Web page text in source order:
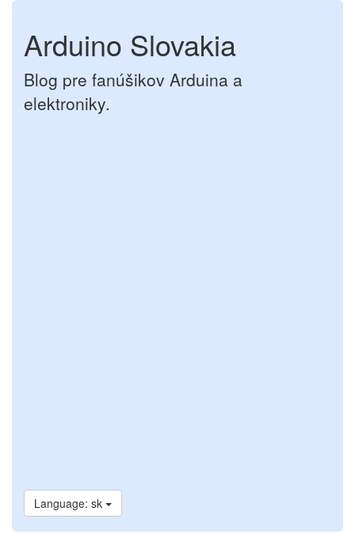
Arduino Slovakia
Blog pre fanúšikov Arduina a
elektroniky.
Language: sk